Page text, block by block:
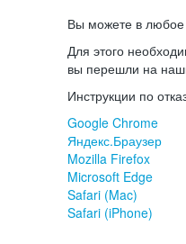
Вы можете в любое
Для этого
вы перешли на
Инструкции по
Google Chrome
Яндекс.Браузер
Mozilla Firefox
Microsoft Edge
Safari (Mac)
Safari (iPhone)